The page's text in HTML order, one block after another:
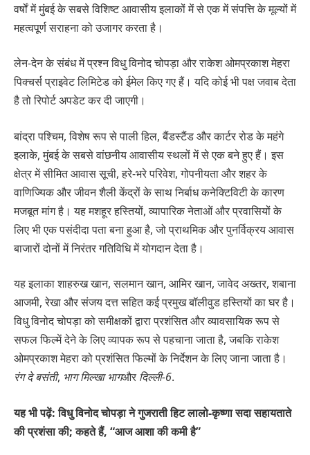
वर्षों में मुंबई के सबसे विशिष्ट आवासीय इलाकों में से एक में संपत्ति के मूल्यों में
महत्वपूर्ण सराहना को उजागर करता है।
लेन-देन के संबंध में प्रश्न विधु विनोद चोपड़ा और राकेश ओमप्रकाश मेहरा
पिक्चर्स प्राइवेट लिमिटेड को ईमेल किए गए हैं। यदि कोई भी पक्ष जवाब देता
है तो रिपोर्ट अपडेट कर दी जाएगी।
बांद्रा पश्चिम, विशेष रूप से पाली हिल, बैंडस्टैंड और कार्टर रोड के महंगे
इलाके, मुंबई के सबसे वांछनीय आवासीय स्थलों में से एक बने हुए हैं। इस
क्षेत्र में सीमित आवास सूची, हरे-भरे परिवेश, गोपनीयता और शहर के
वाणिज्यिक और जीवन शैली केंद्रों के साथ निर्बाध कनेक्टिविटी के कारण
मजबूत मांग है। यह मशहूर हस्तियों, व्यापारिक नेताओं और प्रवासियों के
लिए भी एक पसंदीदा पता बना हुआ है, जो प्राथमिक और पुनर्विक्रय आवास
बाजारों दोनों में निरंतर गतिविधि में योगदान देता है।
यह इलाका शाहरुख खान, सलमान खान, आमिर खान, जावेद अख्तर, शबाना
आजमी, रेखा और संजय दत्त सहित कई प्रमुख बॉलीवुड हस्तियों का घर है।
विधु विनोद चोपड़ा को समीक्षकों द्वारा प्रशंसित और व्यावसायिक रूप से
सफल फिल्में देने के लिए व्यापक रूप से पहचाना जाता है, जबकि राकेश
ओमप्रकाश मेहरा को प्रशंसित फिल्मों के निर्देशन के लिए जाना जाता है।
रंग दे बसंती, भाग मिल्खा भागऔर दिल्ली-6.
यह भी पढ़ें: विधु विनोद चोपड़ा ने गुजराती हिट लालो-कृष्णा सदा सहायताते
की प्रशंसा की; कहते हैं, “आज आशा की कमी है”